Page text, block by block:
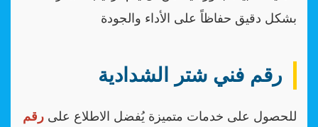
بشكل دقيق حفاظاً على الأداء والجودة
رقم فني شتر الشدادية
للحصول على خدمات متميزة يُفضل الاطلاع على رقم